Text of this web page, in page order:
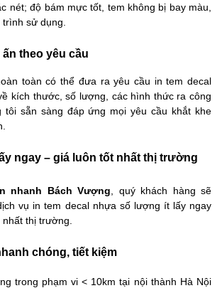
nét; độ bám mực tốt, tem không bị bay màu,
sử dụng.
theo yêu cầu
toàn có thể đưa ra yêu cầu in tem decal
kích thước, số lượng, các hình thức ra công
tôi sẵn sàng đáp ứng mọi yêu cầu khắt khe
ngay – giá luôn tốt nhất thị trường
nhanh Bách Vượng , quý khách hàng sẽ
vụ in tem decal nhựa số lượng ít lấy ngay
thị trường.
chóng, tiết kiệm
trong phạm vi < 10km tại nội thành Hà Nội